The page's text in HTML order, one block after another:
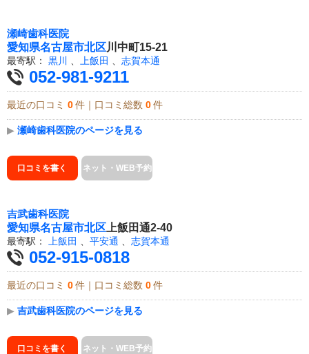
瀬崎歯科医院
愛知県名古屋市北区川中町15-21
最寄駅： 黒川 上飯田 志賀本通
052-981-9211
最近の口コミ 0 件｜口コミ総数 0 件
▶ 瀬崎歯科医院のページを見る
口コミを書く ネット・WEB予約
吉武歯科医院
愛知県名古屋市北区 上飯田通2-40
最寄駅： 上飯田 平安通 志賀本通
052-915-0818
最近の口コミ 0 件｜口コミ総数 0 件
▶ 吉武歯科医院のページを見る
口コミを書く ネット・WEB予約